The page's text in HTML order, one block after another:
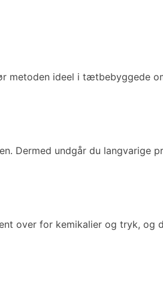
metoden ideel i tætbebyggede
Dermed undgår du langvarige
over for kemikalier og tryk, og